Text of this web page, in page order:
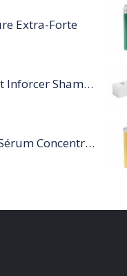
Extra-Forte
Série Expert Inforcer Shampoing
Steampod Sérum Concentré Protection Pointes et finition